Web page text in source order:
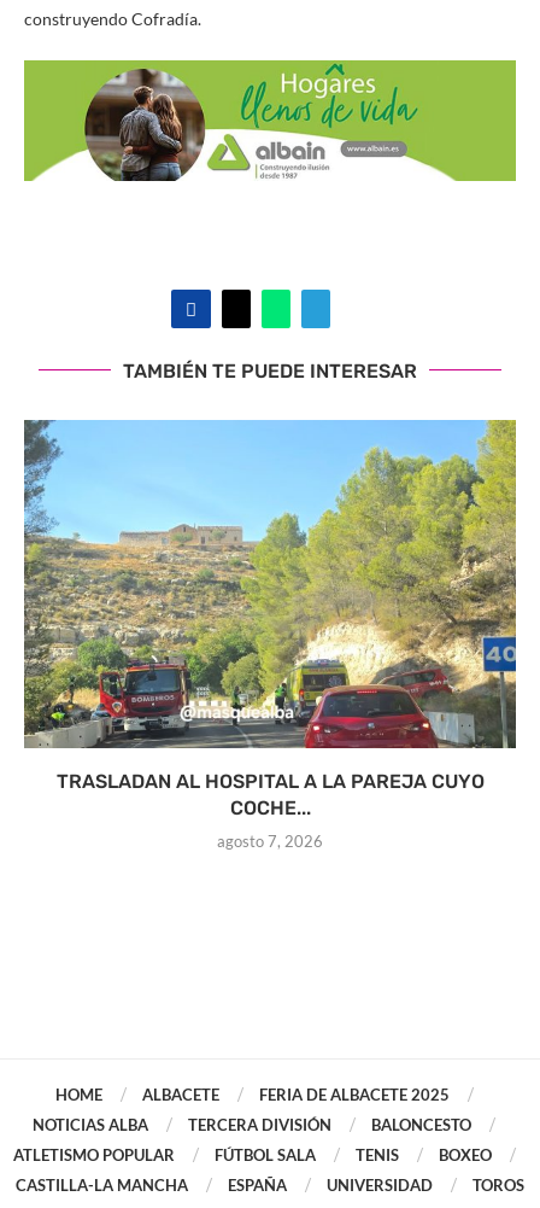
construyendo Cofradía.
TAMBIÉN TE PUEDE INTERESAR
TRASLADAN AL HOSPITAL A LA PAREJA CUYO
COCHE...
agosto 7, 2026
HOME ALBACETE
FERIA DE ALBACETE 2025
NOTICIAS ALBA
TERCERA DIVISIÓN
BALONCESTO
ATLETISMO POPULAR
FÚTBOL SALA TENIS
BOXEO
CASTILLA-LA MANCHA
ESPAÑA UNIVERSIDAD TOROS